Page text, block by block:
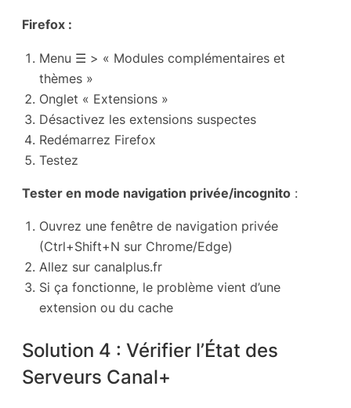
Firefox :
Menu ☰ > « Modules complémentaires et
thèmes »
Onglet « Extensions »
Désactivez les extensions suspectes
Redémarrez Firefox
Testez
Tester en mode navigation privée/incognito :
Ouvrez une fenêtre de navigation privée
(Ctrl+Shift+N sur Chrome/Edge)
Allez sur canalplus.fr
Si ça fonctionne, le problème vient d’une
extension ou du cache
Solution 4 : Vérifier l’État des
Serveurs Canal+